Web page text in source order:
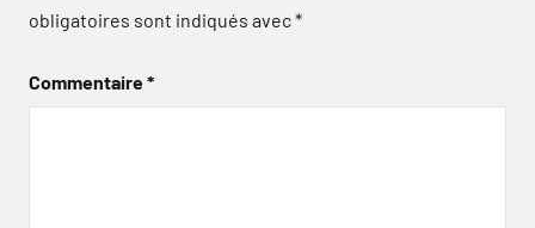
obligatoires sont indiqués avec*
Commentaire*